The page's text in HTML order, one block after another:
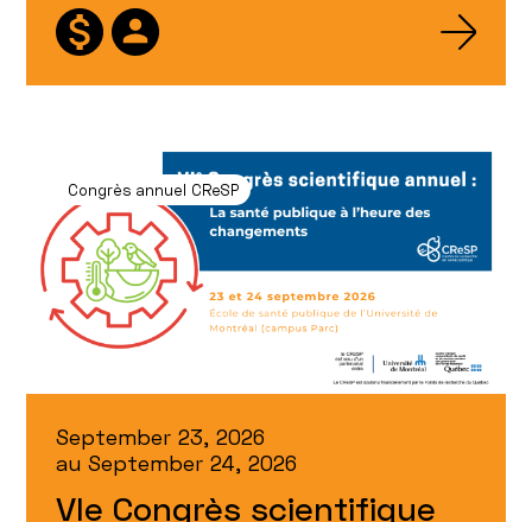
Congrès annuel CReSP
September 23, 2026
auSeptember 24, 2026
VIe Congrès scientifique